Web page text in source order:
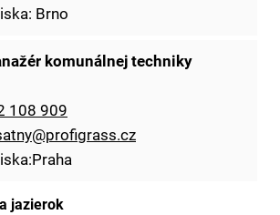
Brno
komunálnej techniky
108 909
jazierok